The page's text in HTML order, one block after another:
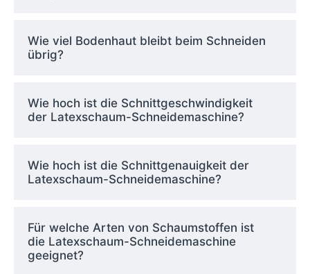
Wie viel Bodenhaut bleibt beim Schneiden
übrig?
Wie hoch ist die Schnittgeschwindigkeit
der Latexschaum-Schneidemaschine?
Wie hoch ist die Schnittgenauigkeit der
Latexschaum-Schneidemaschine?
Für welche Arten von Schaumstoffen ist
die Latexschaum-Schneidemaschine
geeignet?